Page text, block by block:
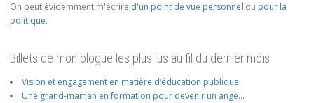
On peut évidemment m'écrire d'un point de vue personnel ou pour la
politique.
Billets de mon blogue les plus lus au fil du dernier mois
Vision et engagement en matière d’éducation publique
Une grand-maman en formation pour devenir un ange…